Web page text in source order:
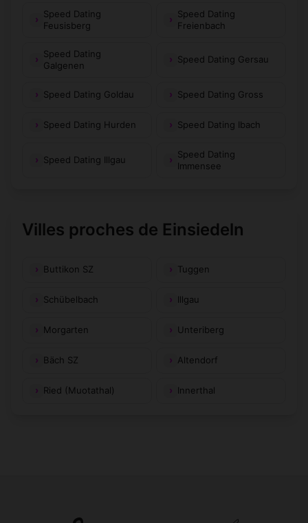
Speed Dating
Feusisberg
Speed Dating
Freienbach
Speed Dating
Galgenen
Speed Dating Gersau
Speed Dating Goldau Speed Dating Gross
Speed Dating Hurden Speed Dating Ibach
Speed Dating Illgau
Speed Dating
Immensee
Villes proches de Einsiedeln
Buttikon SZ Tuggen
Schübelbach Illgau
Morgarten Unteriberg
Bäch SZ Altendorf
Ried (Muotathal) Innerthal